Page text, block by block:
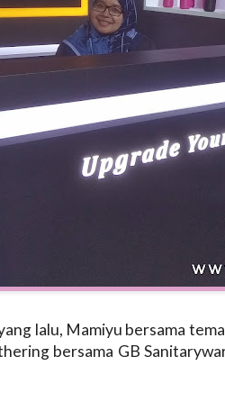
lalu, Mamiyu bersama
bersama GB